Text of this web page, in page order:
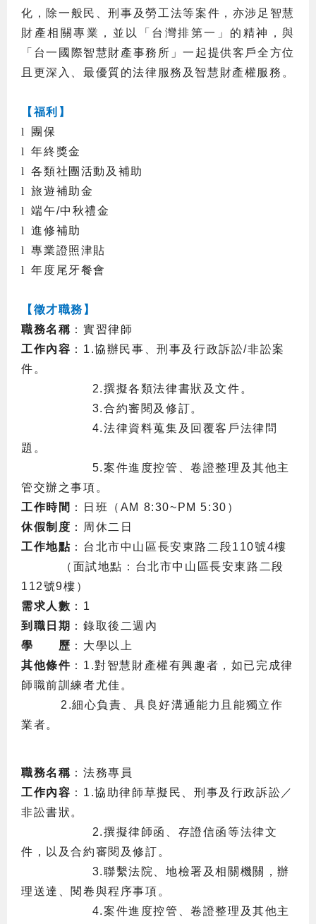
化，除一般民、刑事及勞工法等案件，亦涉足智慧
財產相關專業，並以「台灣排第一」的精神，與
「台一國際智慧財產事務所」一起提供客戶全方位
且更深入、最優質的法律服務及智慧財產權服務。
【福利】
l
團保
l
年終獎金
l
各類社團活動及補助
l
旅遊補助金
l
端午/中秋禮金
l
進修補助
l
專業證照津貼
l
年度尾牙餐會
【徵才職務】
職務名稱 ：實習律師
工作內容 ： 1.協辦民事、刑事及行政訴訟/非訟案
件。
2.撰擬各類法律書狀及文件。
3.合約審閱及修訂。
4.法律資料蒐集及回覆客戶法律問
題。
5.案件進度控管、卷證整理及其他主
管交辦之事項。
工作時間 ：日班（ AM 8:30~PM 5:30 ）
休假制度 ：周休二日
工作地點 ：台北市中山區長安東路二段110號4樓
（面試地點：台北市中山區長安東路二段
112號9樓）
需求人數 ： 1
到職日期 ：錄取後二週內
學 歷 ：大學以上
其他條件 ： 1.對智慧財產權有興趣者，如已完成律
師職前訓練者尤佳。
2.細心負責、具良好溝通能力且能獨立作
業者。
職務名稱 ：法務專員
工作內容 ： 1.協助律師草擬民、刑事及行政訴訟／
非訟書狀。
2.撰擬律師函、存證信函等法律文
件，以及合約審閱及修訂。
3.聯繫法院、地檢署及相關機關，辦
理送達、閱卷與程序事項。
4.案件進度控管、卷證整理及其他主